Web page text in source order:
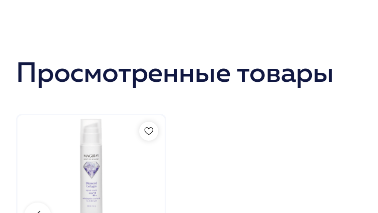
Просмотренные товары